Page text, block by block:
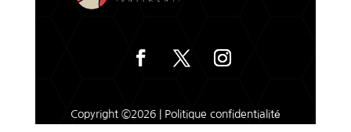
Copyright ©2026 | Politique confidentialité